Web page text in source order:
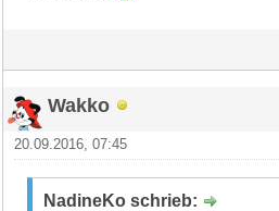
Wakko
20.09.2016, 07:45
NadineKo schrieb: